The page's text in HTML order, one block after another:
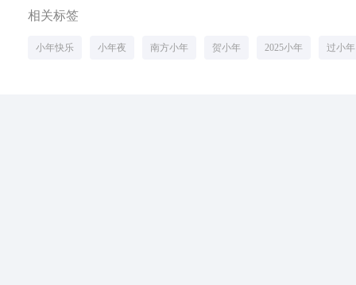
相关标签
小年快乐 小年夜 南方小年 贺小年 2025小年 过小年